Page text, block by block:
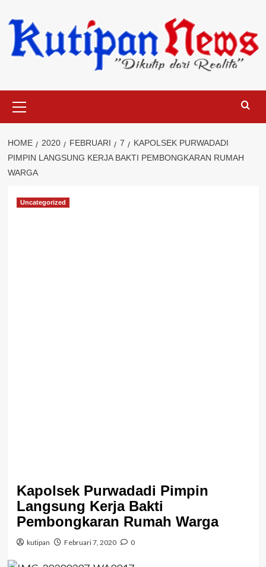
to
content
Menu
HOME 2020 FEBRUARI 7
KAPOLSEK PURWADADI
PIMPIN LANGSUNG KERJA BAKTI PEMBONGKARAN RUMAH
WARGA
Uncategorized
Kapolsek Purwadadi Pimpin
Langsung Kerja Bakti
Pembongkaran Rumah Warga
kutipan Februari 7, 2020 0